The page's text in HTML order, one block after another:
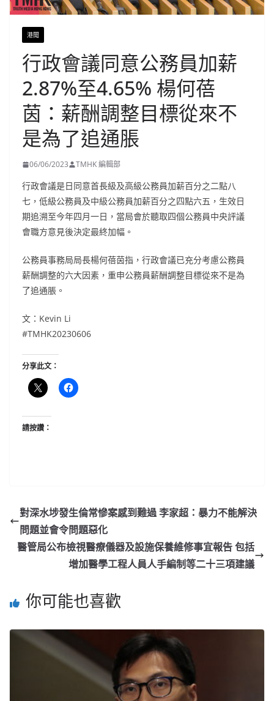
港聞
行政會議同意公務員加薪
2.87%至4.65% 楊何蓓
茵：薪酬調整目標從來不
是為了追通脹
06/06/2023 TMHK 編輯部
行政會議是日同意首長級及高級公務員加薪百分之二點八
七，低級公務員及中級公務員加薪百分之四點六五，生效日
期追溯至今年四月一日，當局會於聽取四個公務員中央評議
會職方意見後決定最終加幅。
公務員事務局局長楊何蓓茵指，行政會議已充分考慮公務員
薪酬調整的六大因素，重申公務員薪酬調整目標從來不是為
了追通脹。
文：Kevin Li
#TMHK20230606
分享此文：
請按讚：
對深水埗發生倫常慘案感到難過 李家超：暴力不能解決
問題並會令問題惡化
醫管局公布檢視醫療儀器及設施保養維修事宜報告 包括
增加醫學工程人員人手編制等二十三項建議
你可能也喜歡